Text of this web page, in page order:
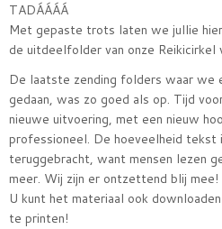
TADÁÁÁÁ
Met gepaste trots laten we jullie
de uitdeelfolder van onze Reikicirkel
De laatste zending folders waar we
gedaan, was zo goed als op. Tijd
nieuwe uitvoering, met een nieuw
professioneel. De hoeveelheid tekst
teruggebracht, want mensen lezen
meer. Wij zijn er ontzettend blij mee!
U kunt het materiaal ook
te printen!